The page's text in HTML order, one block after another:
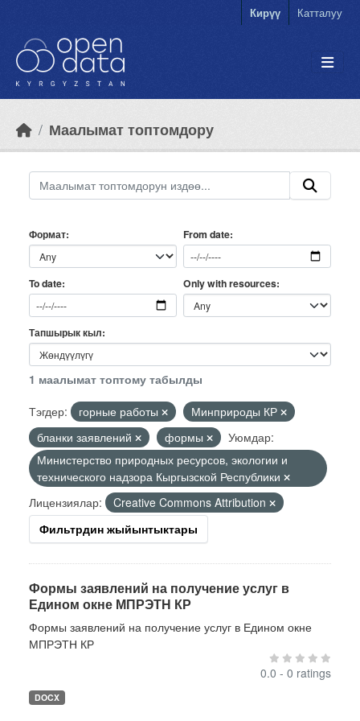
Кирүү Катталуу
Маалымат топтомдору
Формат From date
To date Only with resources
Тапшырык кыл
1 маалымат топтому табылды
Тэгдер:
горные работы
Минприроды КР
бланки заявлений
формы
Уюмдар:
Министерство природных ресурсов, экологии и
технического надзора Кыргызской Республики
Лицензиялар:
Creative Commons Attribution
Фильтрдин жыйынтыктары
Формы заявлений на получение услуг в
Едином окне МПРЭТН КР
Формы заявлений на получение услуг в Едином окне
МПРЭТН КР
0.0 - 0 ratings
DOCX